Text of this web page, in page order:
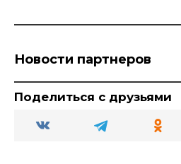
Новости партнеров
Поделиться с друзьями